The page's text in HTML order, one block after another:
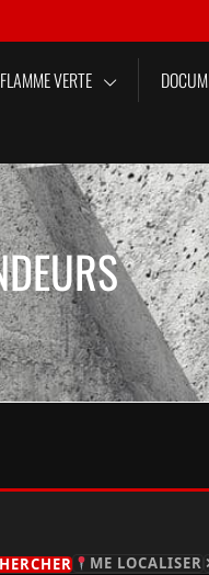
FLAMME VERTE
ME LOCALISER